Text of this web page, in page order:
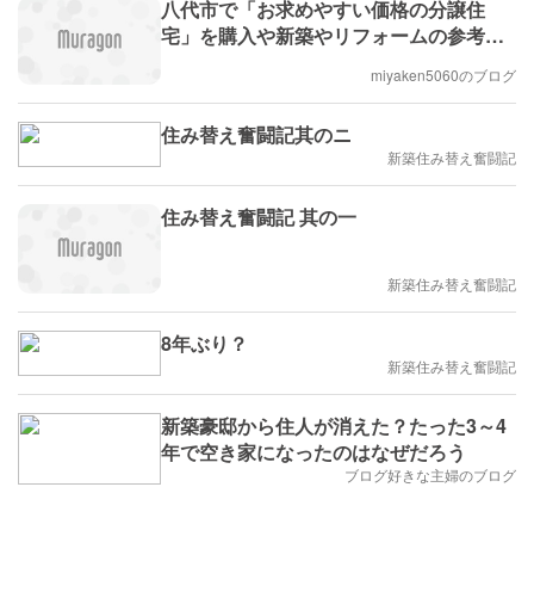
八代市で「お求めやすい価格の分譲住
宅」を購入や新築やリフォームの参考に
miyaken5060のブログ
住み替え奮闘記其のニ
新築住み替え奮闘記
住み替え奮闘記 其の一
新築住み替え奮闘記
8年ぶり？
新築住み替え奮闘記
新築豪邸から住人が消えた？たった3～4
年で空き家になったのはなぜだろう
ブログ好きな主婦のブログ